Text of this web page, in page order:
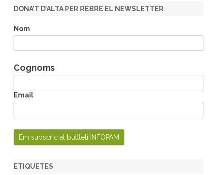
r
h
DONA’T D’ALTA PER REBRE EL NEWSLETTER
Nom
Cognoms
Email
ETIQUETES